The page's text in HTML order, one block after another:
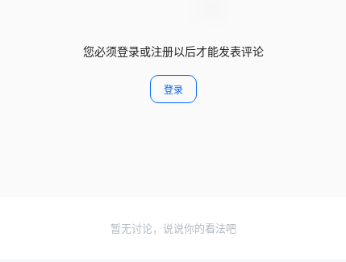
您必须登录或注册以后才能发表评论
登录
暂无讨论，说说你的看法吧